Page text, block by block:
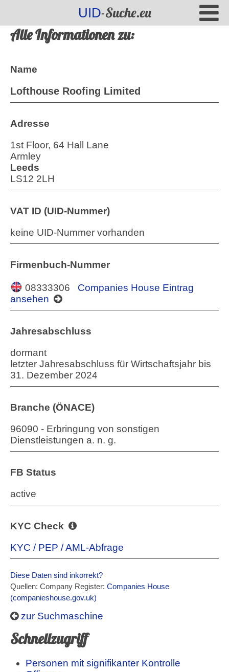
UID-Suche.eu
Alle Informationen zu:
Name
Lofthouse Roofing Limited
Adresse
1st Floor, 64 Hall Lane
Armley
Leeds
LS12 2LH
VAT ID (UID-Nummer)
keine UID-Nummer vorhanden
Firmenbuch-Nummer
08333306
Companies House Eintrag
ansehen
Jahresabschluss
dormant
letzter Jahresabschluss für Wirtschaftsjahr bis
31. Dezember 2024
Branche (ÖNACE)
96090 - Erbringung von sonstigen
Dienstleistungen a. n. g.
FB Status
active
KYC Check
KYC / PEP / AML-Abfrage
Diese Daten sind inkorrekt?
Quellen: Company Register: Companies House
(companieshouse.gov.uk)
zur Suchmaschine
Schnellzugriff
Personen mit signifikanter Kontrolle